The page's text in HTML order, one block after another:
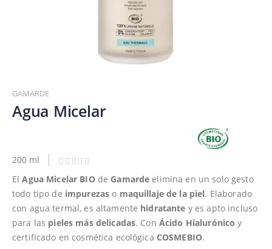
al
comienzo
de
de
GAMARDE
Agua Micelar
200 ml
ElAgua Micelar BIOde Gamarde elimina en un solo gesto
todo tipo de impurezas o maquillaje de la piel. Elaborado
con agua termal, es altamente hidratante y es apto incluso
para las pieles más delicadas. Con Ácido Hialurónico y
certificado en cosmética ecológica COSMEBIO.